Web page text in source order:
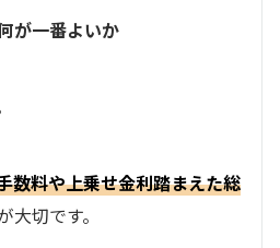
が一番よいか
数料や上乗せ金利踏まえた総
大切です。